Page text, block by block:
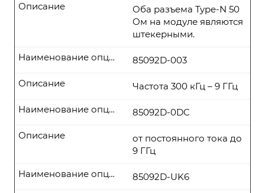
Оба разъема Type-N 50
Ом на модуле являются
штекерными.
Описание
85092D-003
Наименование опции
Частота 300 кГц – 9 ГГц
Описание
85092D-0DC
Наименование опции
от постоянного тока до
9 ГГц
Описание
85092D-UK6
Наименование опции